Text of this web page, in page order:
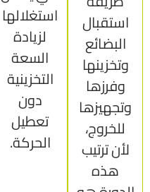
استقبال
البضائع
وتخزينها
وفرزها
وتجهيزها
للخروج،
لأن ترتيب
هذه
استغلالها
لزيادة
السعة
التخزينية
دون
تعطيل
الحركة.